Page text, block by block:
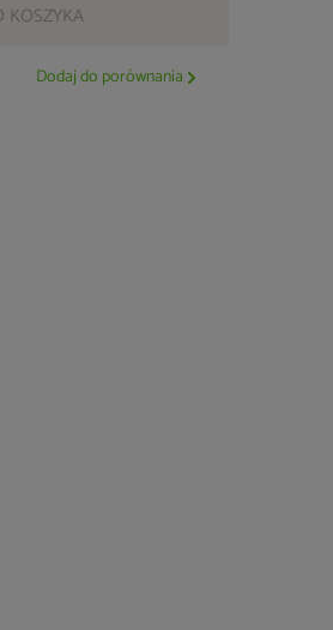
KOSZYKA
Dodaj do porównania